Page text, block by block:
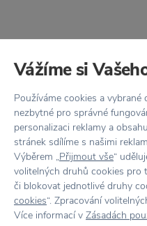
LÉTO20
UMBRA
Otvírák na lahve Tipsy
Balance Chrome
Vážíme si
Používáme cookies a vybrané
nezbytné pro správné
personalizaci reklamy a
stránek sdílíme s našimi
Výběrem „Přijmout vše“
volitelných druhů cookies pro
či blokovat jednotlivé druhy
cookies“. Zpracování
Více informací v Zásadách